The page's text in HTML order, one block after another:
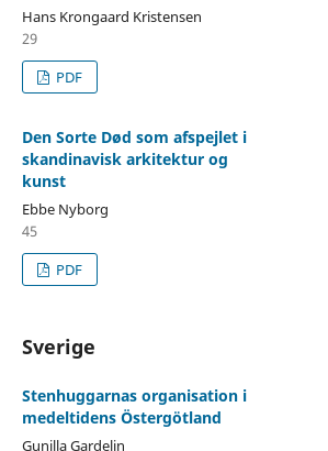
Hans Krongaard Kristensen
29
PDF
Den Sorte Død som afspejlet i
skandinavisk arkitektur og
kunst
Ebbe Nyborg
45
PDF
Sverige
Stenhuggarnas organisation i
medeltidens Östergötland
Gunilla Gardelin